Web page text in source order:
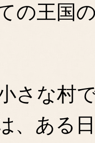
の王国
さな村
、ある